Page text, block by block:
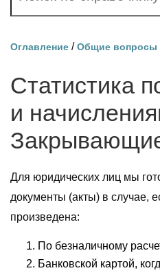
Оглавление /Общие вопросы
Статистика
и
Для юридических лиц мы
документы (акты) в случае,
произведена:
По безналичному
Банковской картой,